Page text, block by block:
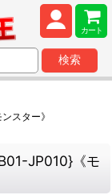
カート
検索
スター》
JP010}《モ